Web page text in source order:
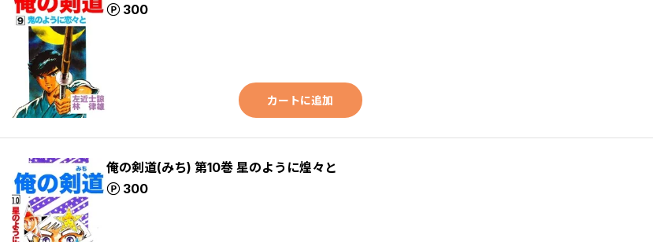
300
ポイント
カートに追加
俺の剣道(みち) 第10巻 星のように煌々と
300
ポイント